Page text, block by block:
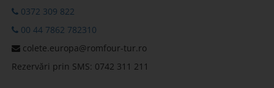
0372 309 822
00 44 7862 782310
colete.europa@romfour-tur.ro
Rezervări prin SMS: 0742 311 211